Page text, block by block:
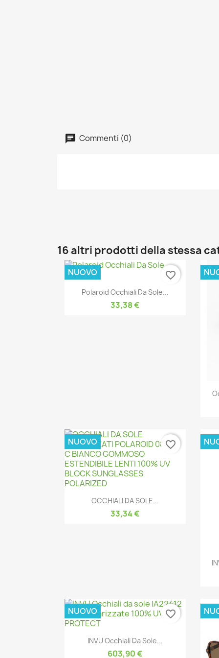
Commenti (0)
16 altri prodotti della stessa
Anteprima
Polaroid Occhiali Da Sole...
33,38 €
NUOVO favorite_border
Anteprima
OCCHIALI DA SOLE...
33,34 €
NUOVO favorite_border
Anteprima
INVU Occhiali Da Sole...
603,90 €
NUOVO favorite_border